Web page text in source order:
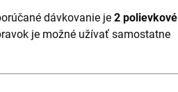
dávkovanie je 2 polievkové
je možné užívať samostatne